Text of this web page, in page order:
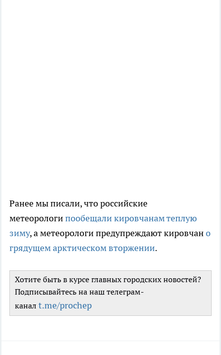
Ранее мы писали, что российские
метеорологипообещали кировчанам теплую
зиму, а метеорологи предупреждают кировчано
грядущем арктическом вторжении.
Хотите быть в курсе главных городских новостей?
Подписывайтесь на наш телеграм-
канал t.me/prochep